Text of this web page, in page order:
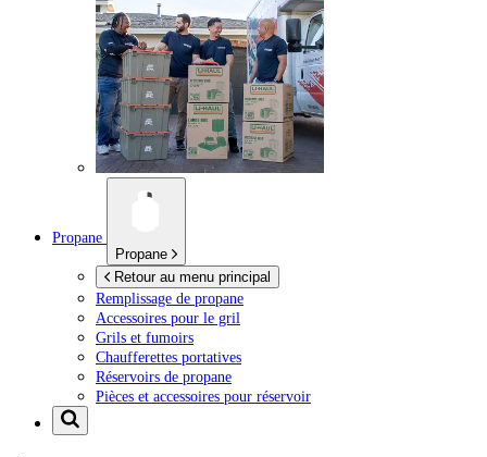
Propane
Propane
Retour au menu principal
Remplissage de propane
Accessoires pour le gril
Grils et fumoirs
Chaufferettes portatives
Réservoirs de propane
Pièces et accessoires pour réservoir